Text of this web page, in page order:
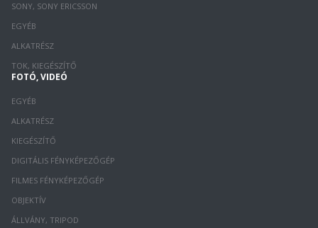
SONY, SONY ERICSSON
EGYÉB
ALKATRÉSZ
TOK, KIEGÉSZÍTŐ
FOTÓ, VIDEÓ
EGYÉB
ALKATRÉSZ
KIEGÉSZÍTŐ
DIGITÁLIS FÉNYKÉPEZŐGÉP
FILMES FÉNYKÉPEZŐGÉP
OBJEKTÍV
ÁLLVÁNY, TRIPOD